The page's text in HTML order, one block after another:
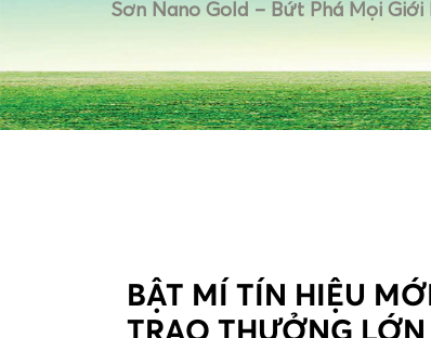
Sơn Nano Gold – Bứt Phá Mọi Giới
BẬT MÍ TÍN HIỆU